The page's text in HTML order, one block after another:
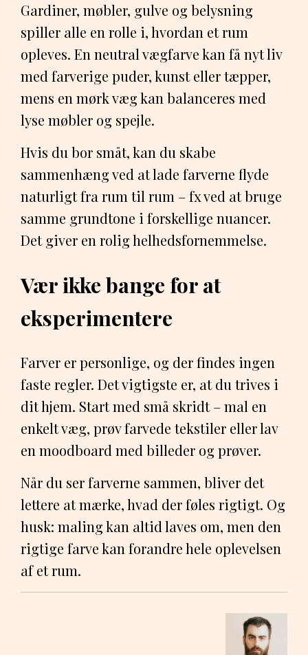
Gardiner, møbler, gulve og belysning
spiller alle en rolle i, hvordan et rum
opleves. En neutral vægfarve kan få nyt liv
med farverige puder, kunst eller tæpper,
mens en mørk væg kan balanceres med
lyse møbler og spejle.
Hvis du bor småt, kan du skabe
sammenhæng ved at lade farverne flyde
naturligt fra rum til rum – fx ved at bruge
samme grundtone i forskellige nuancer.
Det giver en rolig helhedsfornemmelse.
Vær ikke bange for at
eksperimentere
Farver er personlige, og der findes ingen
faste regler. Det vigtigste er, at du trives i
dit hjem. Start med små skridt – mal en
enkelt væg, prøv farvede tekstiler eller lav
en moodboard med billeder og prøver.
Når du ser farverne sammen, bliver det
lettere at mærke, hvad der føles rigtigt. Og
husk: maling kan altid laves om, men den
rigtige farve kan forandre hele oplevelsen
af et rum.